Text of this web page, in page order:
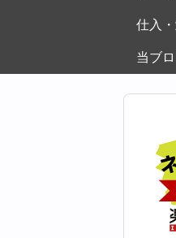
仕入
当ブ